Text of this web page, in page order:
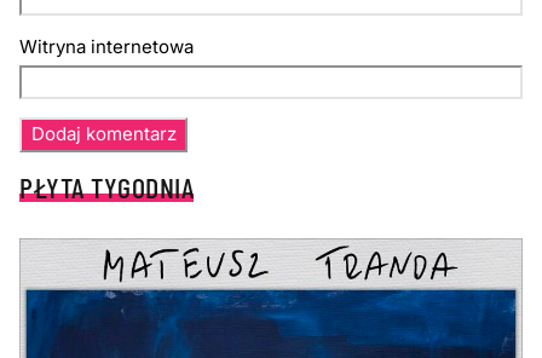
Witryna internetowa
PŁYTA TYGODNIA